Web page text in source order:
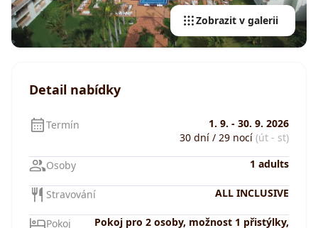
Zobrazit v galerii
Detail nabídky
Termín 1. 9. - 30. 9. 2026
30 dní / 29 nocí (út - st)
Osoby 1 adults
Stravování ALL INCLUSIVE
Pokoj
Pokoj pro 2 osoby, možnost 1 přistýlky,